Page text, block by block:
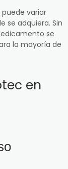
puede variar
se adquiera. Sin
se
la mayoría de
en